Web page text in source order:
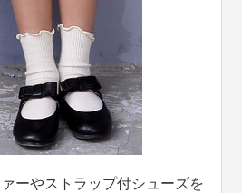
ーやストラップ付シューズを